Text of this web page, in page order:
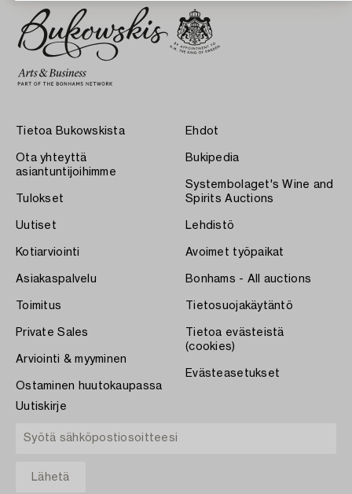
Tietoa Bukowskista
Ota yhteyttä
asiantuntijoihimme
Tulokset
Uutiset
Kotiarviointi
Asiakaspalvelu
Toimitus
Private Sales
Arviointi & myyminen
Ostaminen huutokaupassa
Ehdot
Bukipedia
Systembolaget's Wine and
Spirits Auctions
Lehdistö
Avoimet työpaikat
Bonhams - All auctions
Tietosuojakäytäntö
Tietoa evästeistä
(cookies)
Evästeasetukset
Uutiskirje